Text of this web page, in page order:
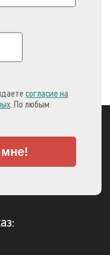
согласие на
. По любым